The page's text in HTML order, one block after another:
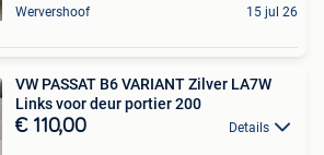
Wervershoof 15 jul 26
VW PASSAT B6 VARIANT Zilver LA7W
Links voor deur portier 200
€ 110,00 Details